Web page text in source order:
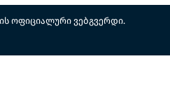
ოფიციალური ვებგვერდი.